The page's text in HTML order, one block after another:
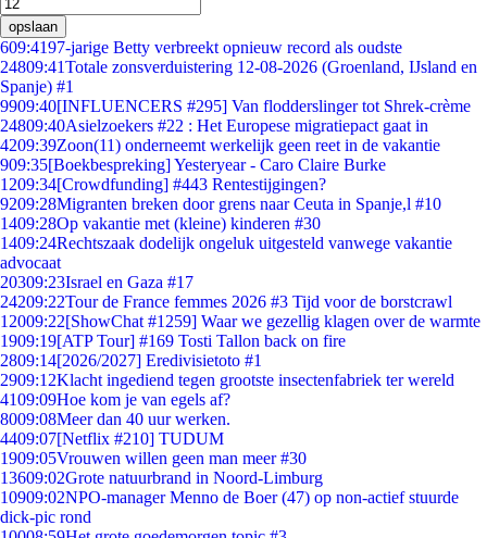
opslaan
609:4197-jarige Betty verbreekt opnieuw record als oudste
24809:41Totale zonsverduistering 12-08-2026 (Groenland, IJsland en
Spanje) #1
9909:40[INFLUENCERS #295] Van flodderslinger tot Shrek-crème
24809:40Asielzoekers #22 : Het Europese migratiepact gaat in
4209:39Zoon(11) onderneemt werkelijk geen reet in de vakantie
909:35[Boekbespreking] Yesteryear - Caro Claire Burke
1209:34[Crowdfunding] #443 Rentestijgingen?
9209:28Migranten breken door grens naar Ceuta in Spanje,l #10
1409:28Op vakantie met (kleine) kinderen #30
1409:24Rechtszaak dodelijk ongeluk uitgesteld vanwege vakantie
advocaat
20309:23Israel en Gaza #17
24209:22Tour de France femmes 2026 #3 Tijd voor de borstcrawl
12009:22[ShowChat #1259] Waar we gezellig klagen over de warmte
1909:19[ATP Tour] #169 Tosti Tallon back on fire
2809:14[2026/2027] Eredivisietoto #1
2909:12Klacht ingediend tegen grootste insectenfabriek ter wereld
4109:09Hoe kom je van egels af?
8009:08Meer dan 40 uur werken.
4409:07[Netflix #210] TUDUM
1909:05Vrouwen willen geen man meer #30
13609:02Grote natuurbrand in Noord-Limburg
10909:02NPO-manager Menno de Boer (47) op non-actief stuurde
dick-pic rond